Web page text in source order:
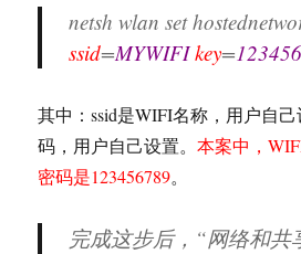
netsh wlan set
ssid=MYWIFI key=
其中：ssid是WIFI名称，用户自
码，用户自己设置。本案中，
密码是123456789。
完成这步后，“网络和